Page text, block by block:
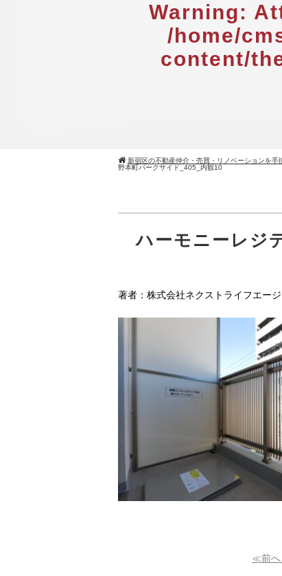
Warning:
/home/
content/
新宿区の不動産仲介・売買・リノベーションを
野本町パークサイド_405_内観10
ハーモニーレジ
著者：株式会社ネクストライフエージ
≪前へ